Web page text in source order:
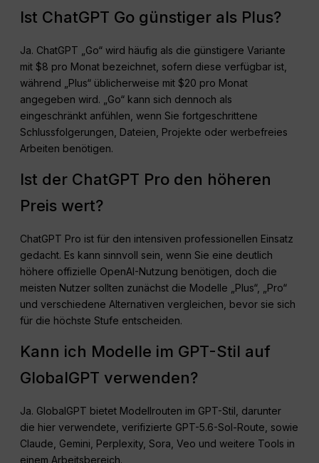
Ist ChatGPT Go günstiger als Plus?
Ja. ChatGPT „Go“ wird häufig als die günstigere Variante
mit $8 pro Monat bezeichnet, sofern diese verfügbar ist,
während „Plus“ üblicherweise mit $20 pro Monat
angegeben wird. „Go“ kann sich dennoch als
eingeschränkt anfühlen, wenn Sie fortgeschrittene
Schlussfolgerungen, Dateien, Projekte oder werbefreies
Arbeiten benötigen.
Ist der ChatGPT Pro den höheren
Preis wert?
ChatGPT Pro ist für den intensiven professionellen Einsatz
gedacht. Es kann sinnvoll sein, wenn Sie eine deutlich
höhere offizielle OpenAI-Nutzung benötigen, doch die
meisten Nutzer sollten zunächst die Modelle „Plus“, „Pro“
und verschiedene Alternativen vergleichen, bevor sie sich
für die höchste Stufe entscheiden.
Kann ich Modelle im GPT-Stil auf
GlobalGPT verwenden?
Ja. GlobalGPT bietet Modellrouten im GPT-Stil, darunter
die hier verwendete, verifizierte GPT-5.6-Sol-Route, sowie
Claude, Gemini, Perplexity, Sora, Veo und weitere Tools in
einem Arbeitsbereich.